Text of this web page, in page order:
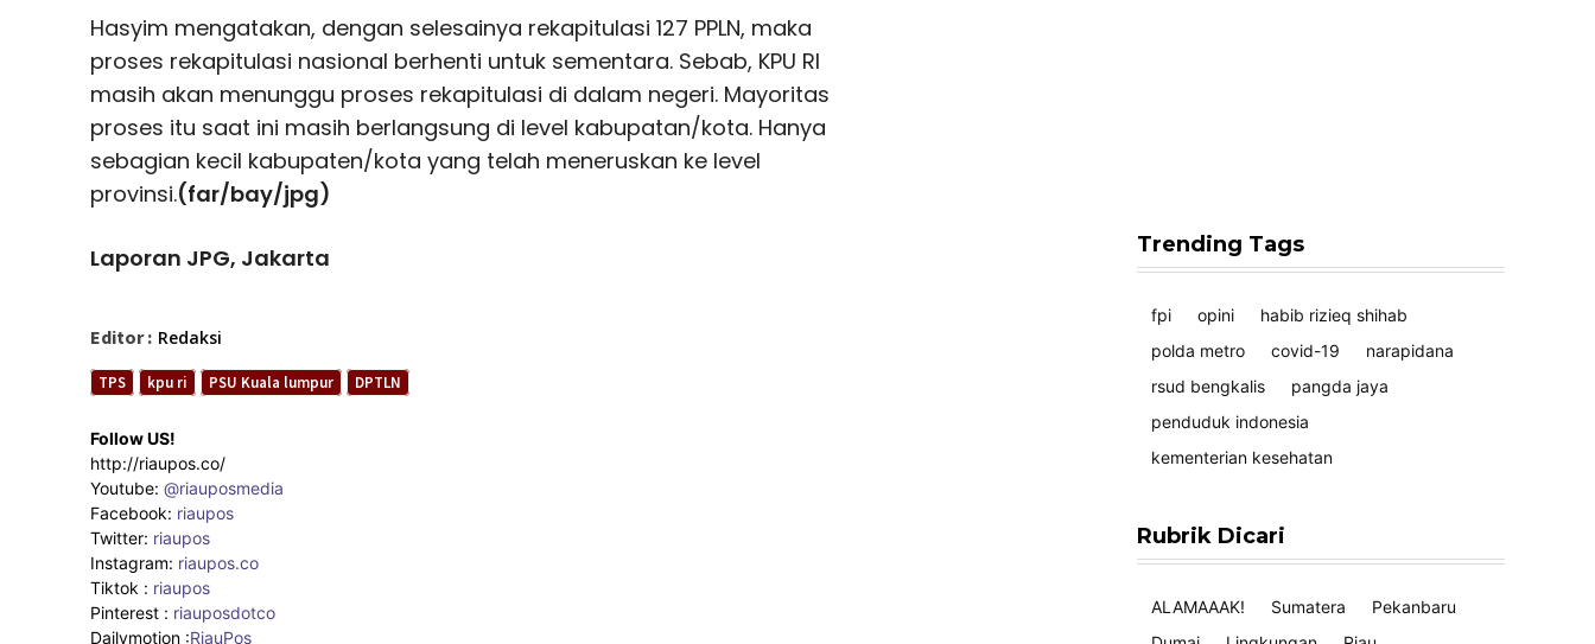
Hasyim mengatakan, dengan selesainya rekapitulasi 127 PPLN, maka
proses rekapitulasi nasional berhenti untuk sementara. Sebab, KPU RI
masih akan menunggu proses rekapitulasi di dalam negeri. Mayoritas
proses itu saat ini masih berlangsung di level kabupatan/kota. Hanya
sebagian kecil kabupaten/kota yang telah meneruskan ke level
provinsi.(far/bay/jpg)
Laporan JPG, Jakarta
Editor : Redaksi
TPS kpu ri PSU Kuala lumpur DPTLN
Follow US!
http://riaupos.co/
Youtube: @riauposmedia
Facebook: riaupos
Twitter: riaupos
Instagram: riaupos.co
Tiktok : riaupos
Pinterest : riauposdotco
Dailymotion :RiauPos
Trending Tags
fpi opini
habib rizieq shihab
polda metro
covid-19
narapidana
rsud bengkalis
pangda jaya
penduduk indonesia
kementerian kesehatan
Rubrik Dicari
ALAMAAAK! Sumatera
Pekanbaru